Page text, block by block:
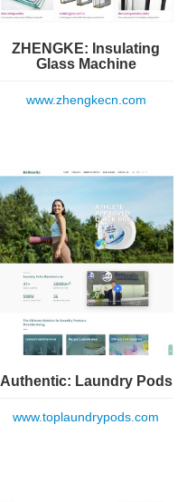
ZHENGKE: Insulating
Glass Machine
www.zhengkecn.com
Authentic: Laundry Pods
www.toplaundrypods.com